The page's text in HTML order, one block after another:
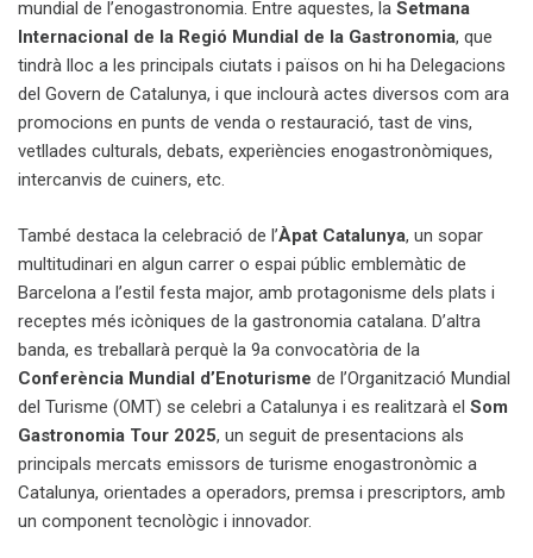
mundial de l’enogastronomia. Entre aquestes, la Setmana
Internacional de la Regió Mundial de la Gastronomia, que
tindrà lloc a les principals ciutats i països on hi ha Delegacions
del Govern de Catalunya, i que inclourà actes diversos com ara
promocions en punts de venda o restauració, tast de vins,
vetllades culturals, debats, experiències enogastronòmiques,
intercanvis de cuiners, etc.
També destaca la celebració de l’Àpat Catalunya, un sopar
multitudinari en algun carrer o espai públic emblemàtic de
Barcelona a l’estil festa major, amb protagonisme dels plats i
recep­tes més icòniques de la gastronomia catalana. D’altra
banda, es treballarà perquè la 9a convocatòria de la
Conferència Mundial d’Enoturisme de l’Organització Mundial
del Turisme (OMT) se celebri a Catalunya i es realitzarà el Som
Gastronomia Tour 2025, un seguit de presentacions als
princi­pals mercats emissors de turisme enogastronò­mic a
Catalunya, orientades a operadors, premsa i prescriptors, amb
un component tecnològic i innovador.